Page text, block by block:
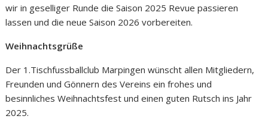
wir in geselliger Runde die Saison 2025 Revue passieren
lassen und die neue Saison 2026 vorbereiten.
Weihnachtsgrüße
Der 1.Tischfussballclub Marpingen wünscht allen Mitgliedern,
Freunden und Gönnern des Vereins ein frohes und
besinnliches Weihnachtsfest und einen guten Rutsch ins Jahr
2025.